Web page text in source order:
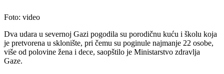
Foto: video
Dva udara u severnoj Gazi pogodila su porodičnu kuću i školu koja
je pretvorena u sklonište, pri čemu su poginule najmanje 22 osobe,
više od polovine žena i dece, saopštilo je Ministarstvo zdravlja
Gaze.